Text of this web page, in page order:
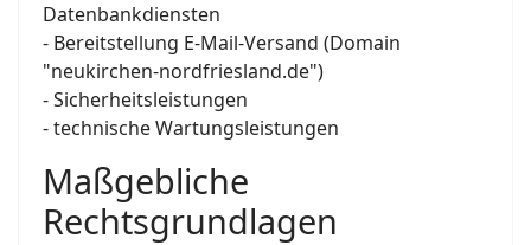
Datenbankdiensten
- Bereitstellung E-Mail-Versand (Domain
"neukirchen-nordfriesland.de")
- Sicherheitsleistungen
- technische Wartungsleistungen
Maßgebliche
Rechtsgrundlagen